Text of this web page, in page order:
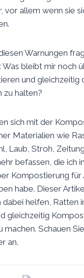
vor allem wenn sie
Warnungen
Was bleibt mir noch
und gleichzeitig
zu halten?
sich mit der
Materialien wie
Laub, Stroh,
befassen, die ich
Kompostierung für
habe. Dieser
dabei helfen, Ratten
gleichzeitig
machen. Schauen
an.